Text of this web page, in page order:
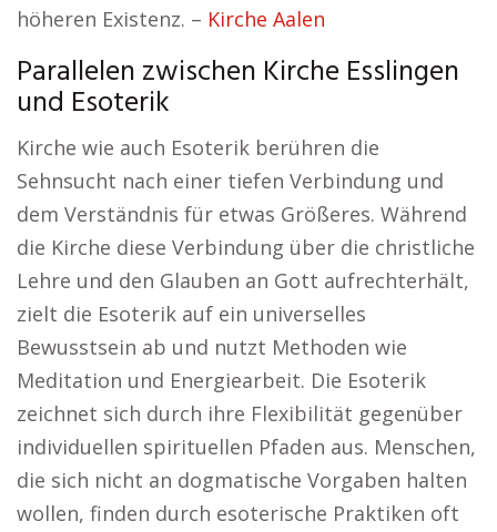
höheren Existenz. – Kirche Aalen
Parallelen zwischen Kirche Esslingen
und Esoterik
Kirche wie auch Esoterik berühren die
Sehnsucht nach einer tiefen Verbindung und
dem Verständnis für etwas Größeres. Während
die Kirche diese Verbindung über die christliche
Lehre und den Glauben an Gott aufrechterhält,
zielt die Esoterik auf ein universelles
Bewusstsein ab und nutzt Methoden wie
Meditation und Energiearbeit. Die Esoterik
zeichnet sich durch ihre Flexibilität gegenüber
individuellen spirituellen Pfaden aus. Menschen,
die sich nicht an dogmatische Vorgaben halten
wollen, finden durch esoterische Praktiken oft